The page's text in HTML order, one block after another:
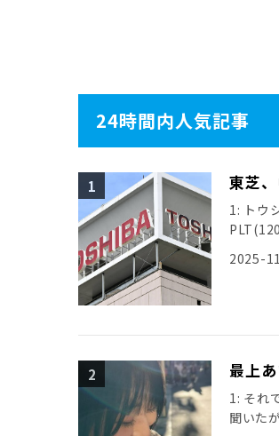
24時間内人気記事
東芝
1: トウ
2025-
最上
1: それ
聞いた